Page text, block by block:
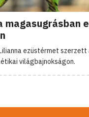
magasugrásban
ezüstérmet szerzett
világbajnokságon.